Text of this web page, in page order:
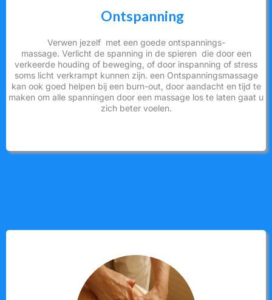
Ontspanning
Verwen jezelf met een goede ontspannings-
massage. Verlicht de spanning in de spieren die door een
verkeerde houding of beweging, of door inspanning of stress
soms licht verkrampt kunnen zijn. een Ontspanningsmassage
kan ook goed helpen bij een burn-out, door aandacht en tijd te
maken om alle spanningen door een massage los te laten gaat u
zich beter voelen.